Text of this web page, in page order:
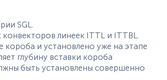
SGL.
линеек ITTL и ITTBL.
и установлено уже на этапе
глубину вставки короба
быть установлены совершенно